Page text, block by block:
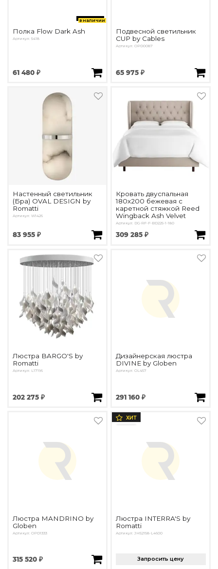
в наличии
Полка Flow Dark Ash
Артикул: 5418
61 480 ₽
Подвесной светильник
CUP by Cables
Артикул: OPD0087
65 975 ₽
Настенный светильник
(Бра) OVAL DESIGN by
Romatti
Артикул: W1426
83 955 ₽
Кровать двуспальная
180х200 бежевая с
каретной стяжкой Reed
Wingback Ash Velvet
Артикул: DG-RF-F-BD225-1-180
309 285 ₽
Люстра BARGO'S by
Romatti
Артикул: L17196
202 275 ₽
Дизайнерская люстра
DIVINE by Globen
Артикул: OL457
291 160 ₽
Люстра MANDRINO by
Globen
Артикул: OPD1333
315 520 ₽
ХИТ
Люстра INTERRA'S by
Romatti
Артикул: JH52158-L4600
Запросить цену